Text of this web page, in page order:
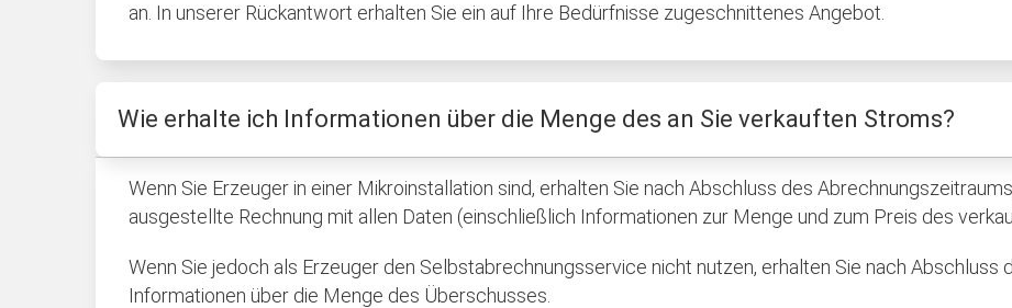
an. In unserer Rückantwort erhalten Sie ein auf Ihre Bedürfnisse zugeschnittenes Angebot.
Wie erhalte ich Informationen über die Menge des an Sie verkauften Stroms?
Wenn Sie Erzeuger in einer Mikroinstallation sind, erhalten Sie nach Abschluss des
ausgestellte Rechnung mit allen Daten (einschließlich Informationen zur Menge und zum Preis des
Wenn Sie jedoch als Erzeuger den Selbstabrechnungsservice nicht nutzen, erhalten Sie nach Abschluss
Informationen über die Menge des Überschusses.